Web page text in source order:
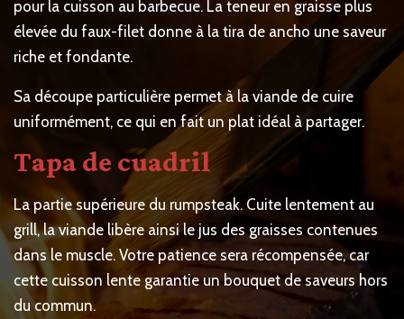
pour la cuisson au barbecue. La teneur en graisse plus
élevée du faux-filet donne à la tira de ancho une saveur
riche et fondante.
Sa découpe particulière permet à la viande de cuire
uniformément, ce qui en fait un plat idéal à partager.
Tapa de cuadril
La partie supérieure du rumpsteak. Cuite lentement au
grill, la viande libère ainsi le jus des graisses contenues
dans le muscle. Votre patience sera récompensée, car
cette cuisson lente garantie un bouquet de saveurs hors
du commun.